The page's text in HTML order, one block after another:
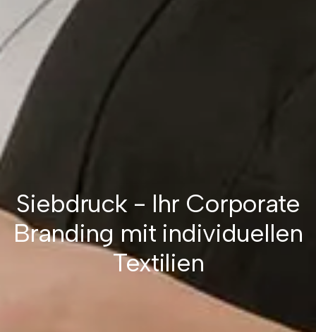
Siebdruck - Ihr Corporate
Branding mit individuellen
Textilien